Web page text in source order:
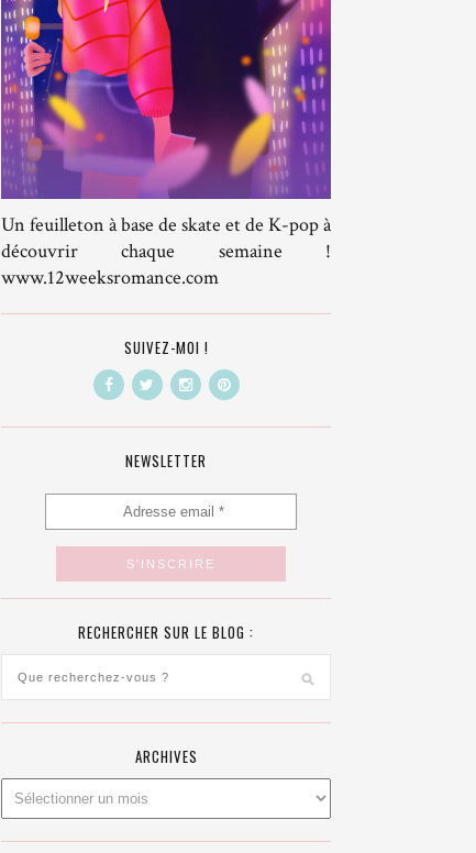
Un feuilleton à base de skate et de K-pop à
découvrir chaque semaine !
www.12weeksromance.com
SUIVEZ-MOI !
NEWSLETTER
RECHERCHER SUR LE BLOG :
ARCHIVES